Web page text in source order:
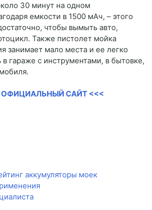
30 минут на одном
емкости в 1500 мАч, – этого
чтобы вымыть авто,
Также пистолет мойка
занимает мало места и ее легко
гараже с инструментами, в бытовке,
ОФИЦИАЛЬНЫЙ САЙТ <<<
аккумуляторы моек